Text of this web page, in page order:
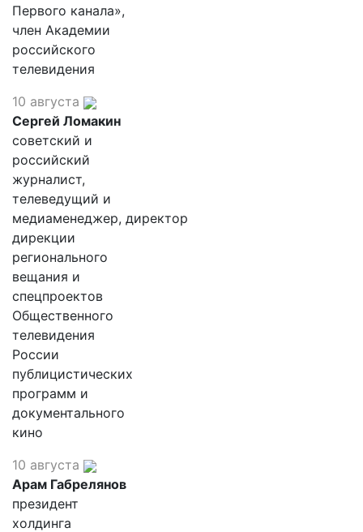
Первого канала»,
член Академии
российского
телевидения
10 августа
Сергей Ломакин
советский и
российский
журналист,
телеведущий и
медиаменеджер, директор
дирекции
регионального
вещания и
спецпроектов
Общественного
телевидения
России
публицистических
программ и
документального
кино
10 августа
Арам Габрелянов
президент
холдинга